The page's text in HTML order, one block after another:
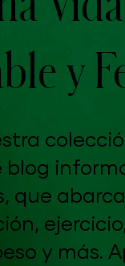
y
blog
que
y más.